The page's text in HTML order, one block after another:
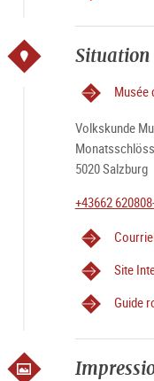
Situation
Musée
Volkskunde
5020 Salzburg
+43662
Site
Guide